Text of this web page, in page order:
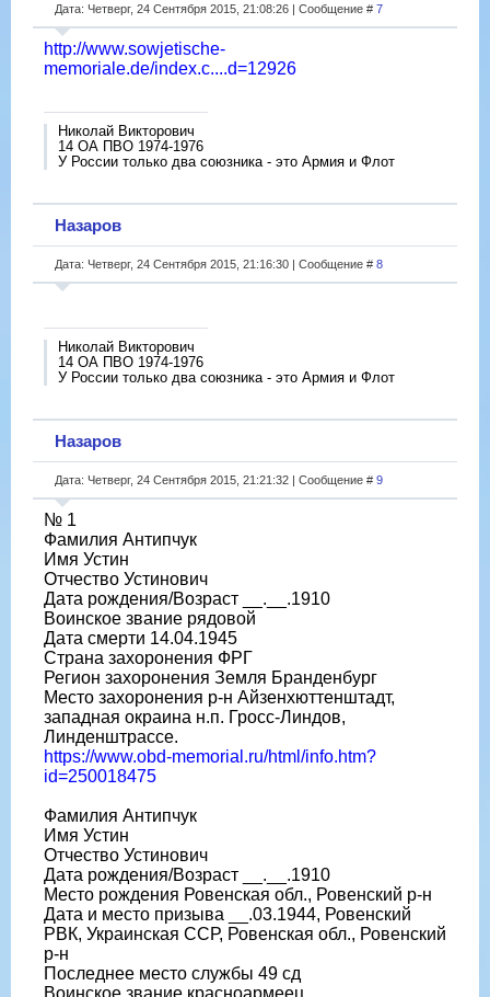
Дата: Четверг, 24 Сентября 2015, 21:08:26 | Сообщение # 7
http://www.sowjetische-
memoriale.de/index.c....d=12926
Николай Викторович
14 ОА ПВО 1974-1976
У России только два союзника - это Армия и Флот
Назаров
Дата: Четверг, 24 Сентября 2015, 21:16:30 | Сообщение # 8
Николай Викторович
14 ОА ПВО 1974-1976
У России только два союзника - это Армия и Флот
Назаров
Дата: Четверг, 24 Сентября 2015, 21:21:32 | Сообщение # 9
№ 1
Фамилия Антипчук
Имя Устин
Отчество Устинович
Дата рождения/Возраст __.__.1910
Воинское звание рядовой
Дата смерти 14.04.1945
Страна захоронения ФРГ
Регион захоронения Земля Бранденбург
Место захоронения р-н Айзенхюттенштадт,
западная окраина н.п. Гросс-Линдов,
Линденштрассе.
https://www.obd-memorial.ru/html/info.htm?
id=250018475
Фамилия Антипчук
Имя Устин
Отчество Устинович
Дата рождения/Возраст __.__.1910
Место рождения Ровенская обл., Ровенский р-н
Дата и место призыва __.03.1944, Ровенский
РВК, Украинская ССР, Ровенская обл., Ровенский
р-н
Последнее место службы 49 сд
Воинское звание красноармеец